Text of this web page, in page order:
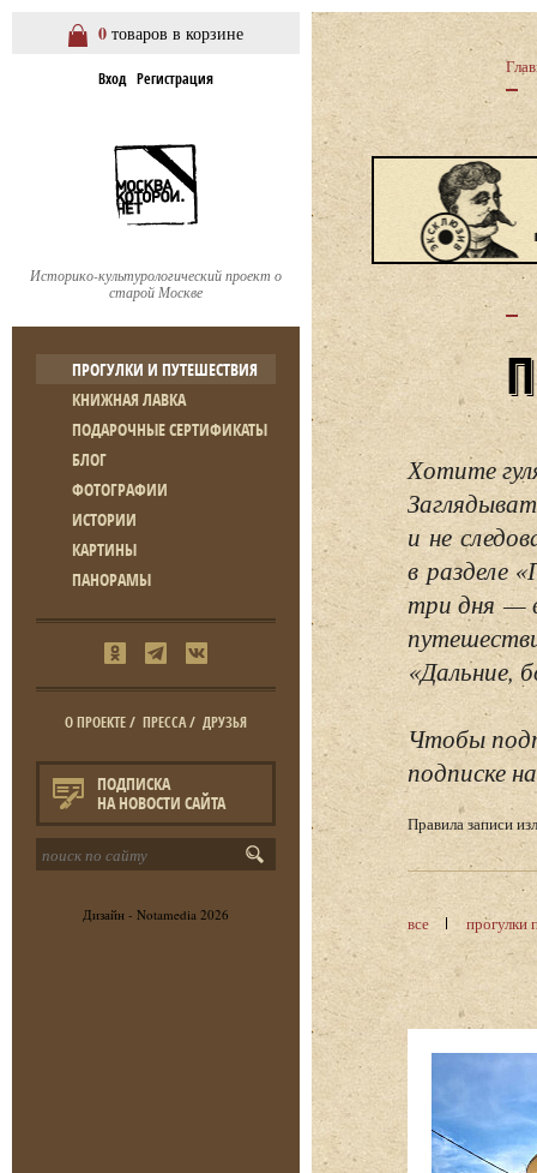
0 товаров в корзине
Вход Регистрация
Историко-культурологический проект о
старой Москве
ПРОГУЛКИ И ПУТЕШЕСТВИЯ
КНИЖНАЯ ЛАВКА
ПОДАРОЧНЫЕ СЕРТИФИКАТЫ
БЛОГ
ФОТОГРАФИИ
ИСТОРИИ
КАРТИНЫ
ПАНОРАМЫ
О ПРОЕКТЕ/ ПРЕССА/ ДРУЗЬЯ
ПОДПИСКА
НА НОВОСТИ САЙТА
Дизайн - Notamedia 2026
Хотите
и не
в разделе
три дня —
«Дальние,
Чтобы
подписке
Правила записи
все прогулки